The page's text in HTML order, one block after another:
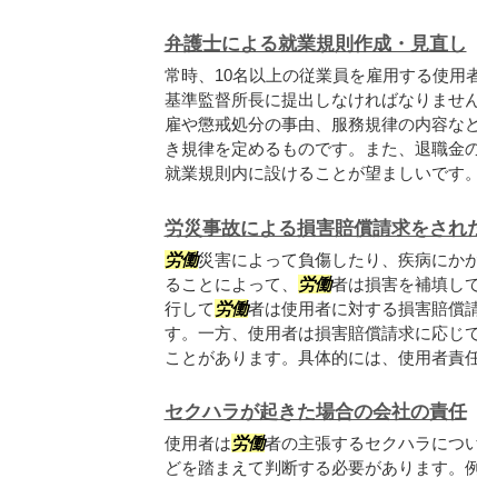
弁護士による就業規則作成・見直し
常時、10名以上の従業員を雇用する使用
基準監督所長に提出しなければなりませ
雇や懲戒処分の事由、服務規律の内容な
き規律を定めるものです。また、退職金
就業規則内に設けることが望ましいです。
労災事故による損害賠償請求をされ
労働災害によって負傷したり、疾病にか
ることによって、
労働者は損害を補填し
行して 労働者は使用者に対する損害賠償
す。一方、使用者は損害賠償請求に応じ
ことがあります。具体的には、使用者責
セクハラが起きた場合の会社の責任
使用者は労働者の主張するセクハラにつ
どを踏まえて判断する必要があります。